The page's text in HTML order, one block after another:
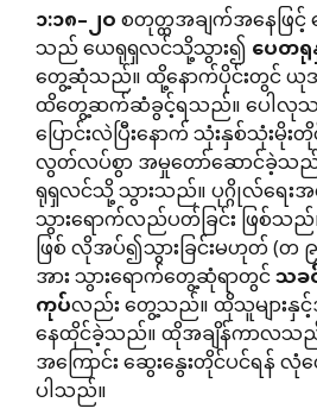
၁:၁၈–၂ဝစတုတ္ထအချက်အနေဖြ
သည် ယေရုရှလင်သို့သွား၍ပေတရု
တွေ့ဆုံသည်။ ထို့နောက်ပိုင်းတွင် ယုဒ
ထိတွေ့ဆက်ဆံခွင့်ရသည်။ ပေါ
ပြောင်းလဲပြီးနောက် သုံးနှစ်သုံးမို
လွတ်လပ်စွာ အမှုတော်ဆောင်ခဲ့သည်
ရုရှလင်သို့ သွားသည်။ ပုဂ္ဂိုလ်ရေး
သွားရောက်လည်ပတ်ခြင်း ဖြစ်သ
ဖြစ် လိုအပ်၍သွားခြင်းမဟုတ် (တ
အား သွားရောက်တွေ့ဆုံရာတွင်သခ
ကုပ်လည်း တွေ့သည်။ ထိုသူများ
နေထိုင်ခဲ့သည်။ ထိုအချိန်ကာလသည်
အကြောင်း ဆွေးနွေးတိုင်ပင်ရန် လုံ
ပါသည်။